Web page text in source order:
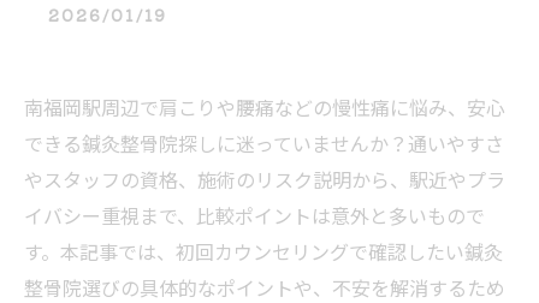
2026/01/19
南福岡駅周辺で肩こりや腰痛などの慢性痛に悩み、安心
できる鍼灸整骨院探しに迷っていませんか？通いやすさ
やスタッフの資格、施術のリスク説明から、駅近やプラ
イバシー重視まで、比較ポイントは意外と多いもので
す。本記事では、初回カウンセリングで確認したい鍼灸
整骨院選びの具体的なポイントや、不安を解消するため